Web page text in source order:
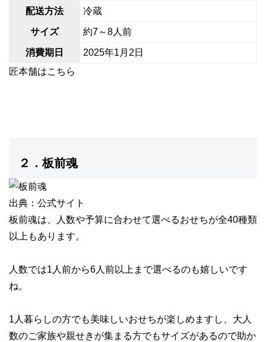
配送方法 冷蔵
サイズ 約7～8人前
消費期日
2025年1月2日
匠本舗はこちら
２．板前魂
出典：公式サイト
板前魂は、
人数や予算に合わせて選べるおせちが全40種類
以上 もあります。
人数では1人前から6人前以上まで選べるのも嬉しいです
ね。
1人暮らしの方でも美味しいおせちが楽しめますし、大人
数のご家族や親せきが集まる方でもサイズがあるので助か